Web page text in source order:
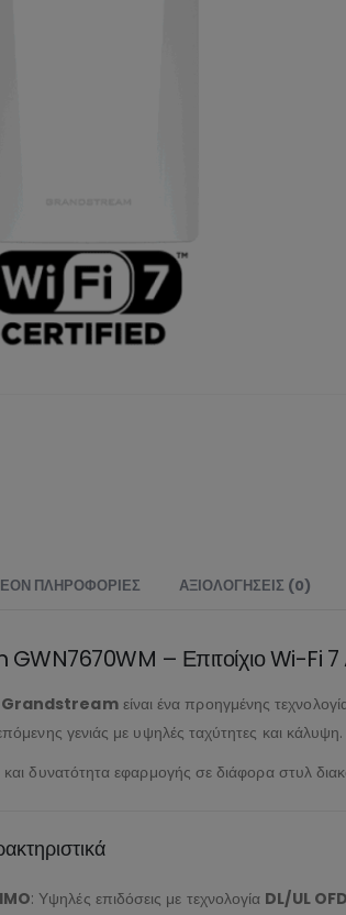
ΠΛΗΡΟΦΟΡΊΕΣ ΑΞΙΟΛΟΓΉΣΕΙΣ (0)
– Επιτοίχιο Wi-Fi 7
Grandstreamείναι ένα προηγμένης
γενιάς με υψηλές ταχύτητες και κάλυψη.
δυνατότητα εφαρμογής σε διάφορα στυλ
: Υψηλές επιδόσεις με τεχνολογία DL/UL